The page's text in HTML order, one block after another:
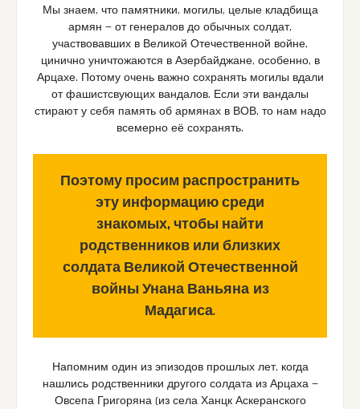
Мы знаем, что памятники, могилы, целые кладбища
армян — от генералов до обычных солдат,
участвовавших в Великой Отечественной войне,
цинично уничтожаются в Азербайджане, особенно, в
Арцахе. Потому очень важно сохранять могилы вдали
от фашистсвующих вандалов. Если эти вандалы
стирают у себя память об армянах в ВОВ, то нам надо
всемерно её сохранять.
Поэтому просим распространить
эту информацию среди
знакомых, чтобы найти
родственников или близких
солдата Великой Отечественной
войны Унана Ваньяна из
Мадагиса.
Напомним один из эпизодов прошлых лет, когда
нашлись родственники другого солдата из Арцаха —
Овсепа Григоряна (из села Ханцк Аскеранского